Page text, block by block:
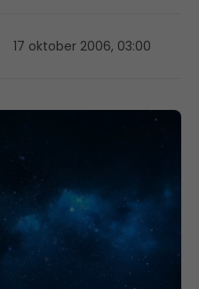
17 oktober 2006, 03:00